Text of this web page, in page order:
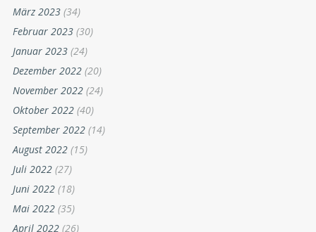
März 2023 (34)
Februar 2023 (30)
Januar 2023 (24)
Dezember 2022 (20)
November 2022 (24)
Oktober 2022 (40)
September 2022 (14)
August 2022 (15)
Juli 2022 (27)
Juni 2022 (18)
Mai 2022 (35)
April 2022 (26)